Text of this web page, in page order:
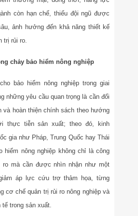
còn hạn chế, thiếu đội ngũ được
ảnh hưởng đến khả năng thiết kế
trị rủi ro.
chảy bảo hiểm nông nghiệp
bảo hiểm nông nghiệp trong giai
những yêu cầu quan trọng là cần đổi
và hoàn thiện chính sách theo hướng
thực tiễn sản xuất; theo đó, kinh
gia như Pháp, Trung Quốc hay Thái
hiểm nông nghiệp không chỉ là công
mà cần được nhìn nhận như một
áp lực cứu trợ thảm họa, từng
cơ chế quản trị rủi ro nông nghiệp và
trong sản xuất.